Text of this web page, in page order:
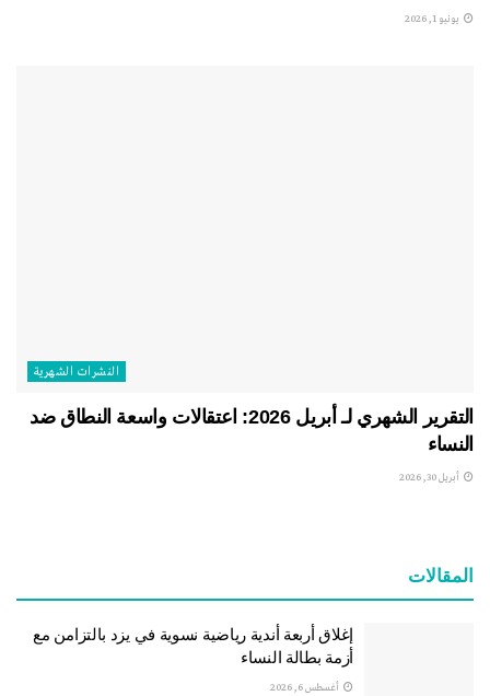
يونيو 1, 2026
النشرات الشهریة
التقرير الشهري لـ أبريل 2026: اعتقالات واسعة النطاق ضد
النساء
أبريل 30, 2026
المقالات
إغلاق أربعة أندية رياضية نسوية في يزد بالتزامن مع
أزمة بطالة النساء
أغسطس 6, 2026